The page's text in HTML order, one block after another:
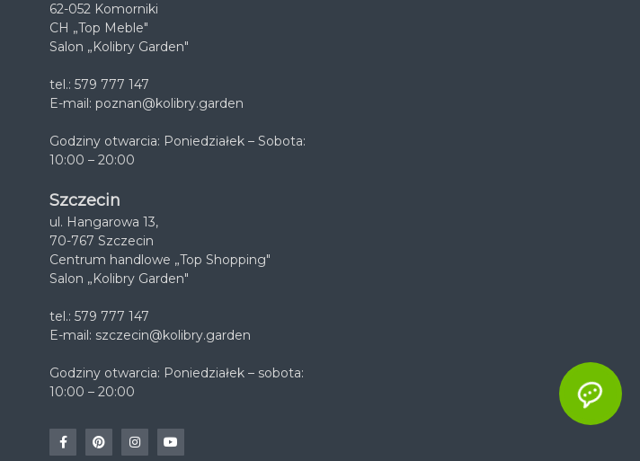
62-052 Komorniki
CH „Top Meble"
Salon „Kolibry Garden"
tel.: 579 777 147
E-mail: poznan@kolibry.garden
Godziny otwarcia: Poniedziałek – Sobota:
10:00 – 20:00
Szczecin
ul. Hangarowa 13,
70-767 Szczecin
Centrum handlowe „Top Shopping"
Salon „Kolibry Garden"
tel.: 579 777 147
E-mail: szczecin@kolibry.garden
Godziny otwarcia: Poniedziałek – sobota:
10:00 – 20:00